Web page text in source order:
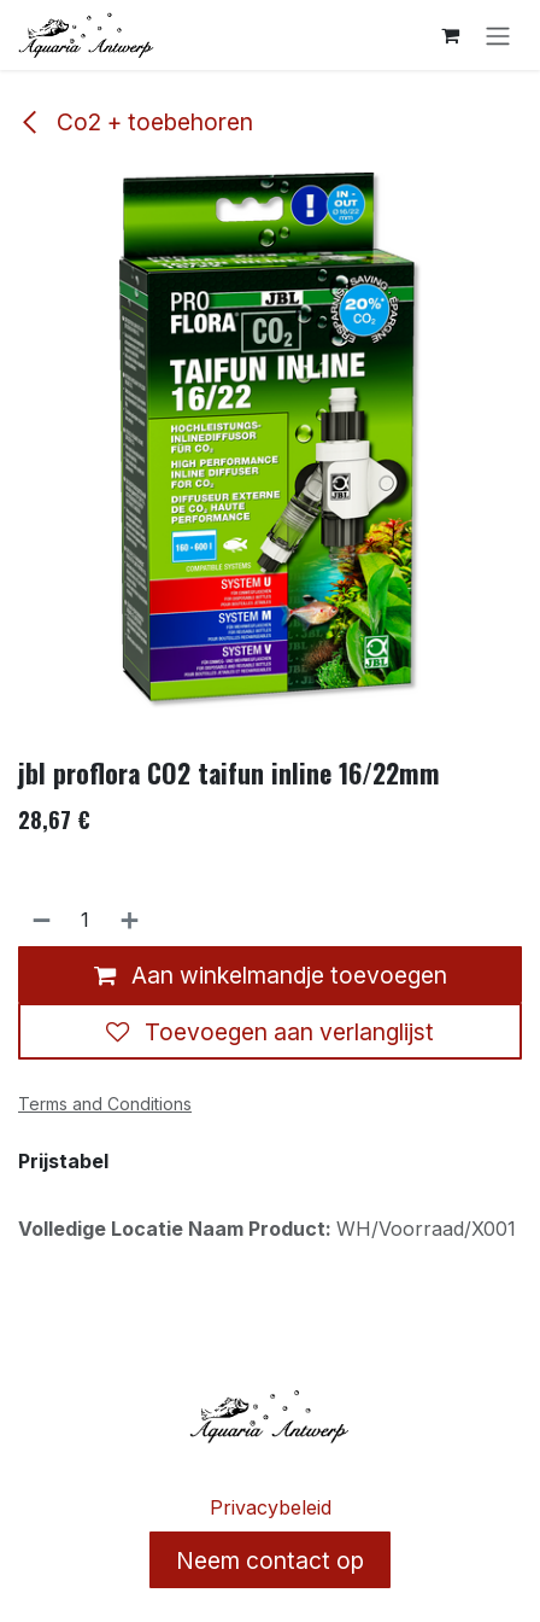
Overslaan naar inhoud
Co2 + toebehoren
jbl proflora CO2 taifun inline 16/22mm
28,67 €
Aan winkelmandje toevoegen
Toevoegen aan verlanglijst
Terms and Conditions
Prijstabel
Volledige Locatie Naam Product: WH/Voorraad/X001
Privacybeleid
Neem contact op